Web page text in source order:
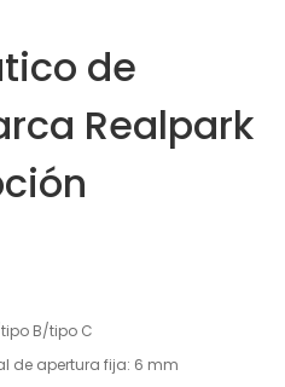
de
Realpark
B/tipo C
de apertura fija: 6 mm